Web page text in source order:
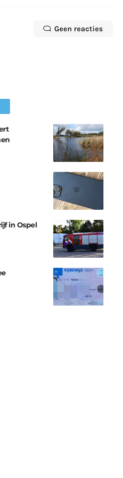
Geen reacties
in Ospel